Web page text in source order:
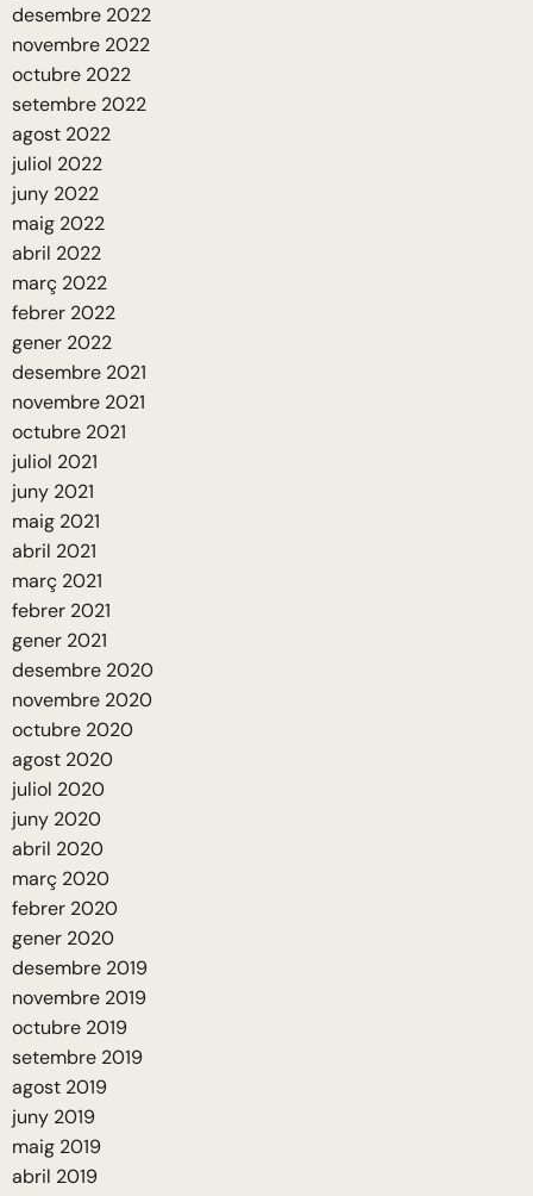
desembre 2022
novembre 2022
octubre 2022
setembre 2022
agost 2022
juliol 2022
juny 2022
maig 2022
abril 2022
març 2022
febrer 2022
gener 2022
desembre 2021
novembre 2021
octubre 2021
juliol 2021
juny 2021
maig 2021
abril 2021
març 2021
febrer 2021
gener 2021
desembre 2020
novembre 2020
octubre 2020
agost 2020
juliol 2020
juny 2020
abril 2020
març 2020
febrer 2020
gener 2020
desembre 2019
novembre 2019
octubre 2019
setembre 2019
agost 2019
juny 2019
maig 2019
abril 2019